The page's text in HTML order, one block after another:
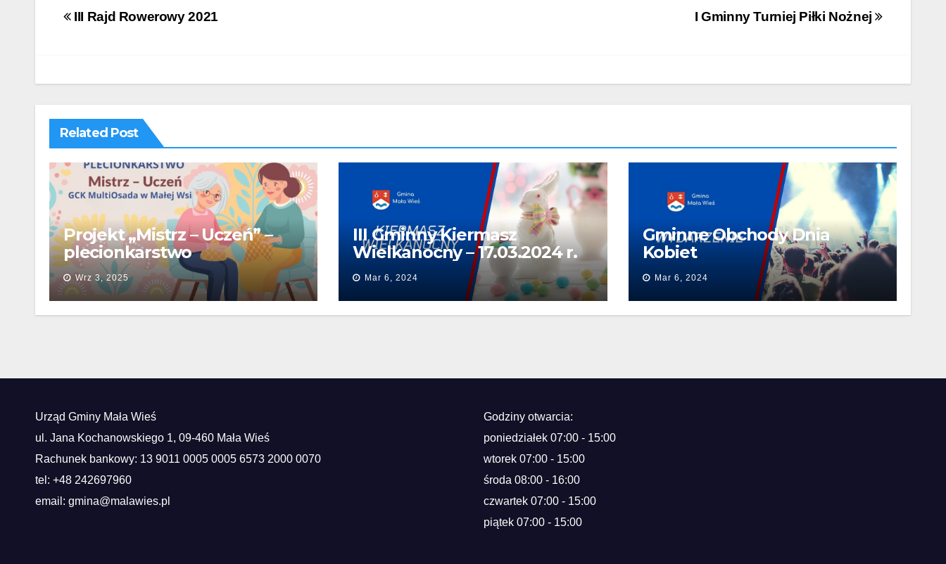
Nawigacja
I Gminny Turniej Piłki Nożnej
III Rajd Rowerowy 2021
Related Post
Projekt „Mistrz – Uczeń” –
plecionkarstwo
Wrz 3, 2025
III Gminny Kiermasz
Wielkanocny – 17.03.2024 r.
Mar 6, 2024
Gminne Obchody Dnia
Kobiet
Mar 6, 2024
Urząd Gminy Mała Wieś
ul. Jana Kochanowskiego 1, 09-460 Mała Wieś
Rachunek bankowy: 13 9011 0005 0005 6573 2000 0070
tel: +48 242697960
email: gmina@malawies.pl
Godziny otwarcia:
poniedziałek 07:00 - 15:00
wtorek 07:00 - 15:00
środa 08:00 - 16:00
czwartek 07:00 - 15:00
piątek 07:00 - 15:00